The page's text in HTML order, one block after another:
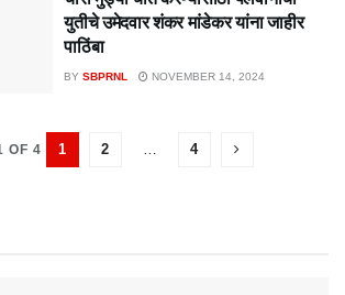
युतीचे उमेदवार शंकर मांडेकर यांना जाहीर
पाठिंबा
BY SBPRNL NOVEMBER 14, 2024
OF 4 1 2 … 4